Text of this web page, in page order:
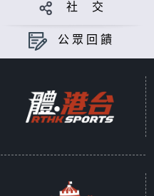
社 交
公眾回饋